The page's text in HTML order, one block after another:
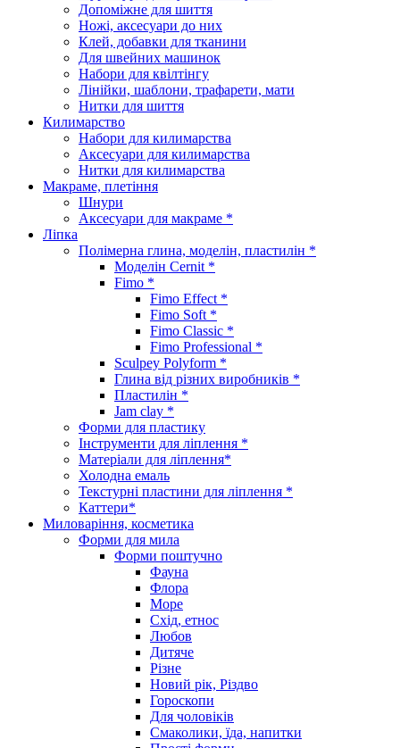
Допоміжне для шиття
Ножі, аксесуари до них
Клей, добавки для тканини
Для швейних машинок
Набори для квілтінгу
Лінійки, шаблони, трафарети, мати
Нитки для шиття
Килимарство
Набори для килимарства
Аксесуари для килимарства
Нитки для килимарства
Макраме, плетіння
Шнури
Аксесуари для макраме *
Ліпка
Полімерна глина, моделін, пластилін *
Моделін Cernit *
Fimo *
Fimo Effect *
Fimo Soft *
Fimo Classic *
Fimo Professional *
Sculpey Polyform *
Глина від різних виробників *
Пластилін *
Jam clay *
Форми для пластику
Інструменти для ліплення *
Матеріали для ліплення*
Холодна емаль
Текстурні пластини для ліплення *
Каттери*
Миловаріння, косметика
Форми для мила
Форми поштучно
Фауна
Флора
Море
Схід, етнос
Любов
Дитяче
Різне
Новий рік, Різдво
Гороскопи
Для чоловіків
Смаколики, їда, напитки